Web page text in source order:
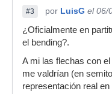
#3 por LuisG el 06/
¿Oficialmente en
el bending?.
A mi las flechas con
me valdrían (en
representación real